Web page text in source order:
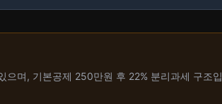
으며, 기본공제 250만원 후 22% 분리과세 구조입